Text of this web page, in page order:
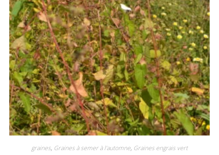
graines, Graines à semer à l'automne, Graines engrais vert